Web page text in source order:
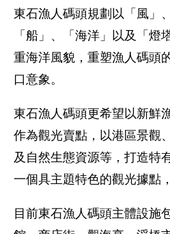
東石漁人碼頭規劃以「風」
「船」、「海洋」以及「燈
重海洋風貌，重塑漁人碼頭
口意象。
東石漁人碼頭更希望以新鮮
作為觀光賣點，以港區景觀
及自然生態資源等，打造特
一個具主題特色的觀光據點
目前東石漁人碼頭主體設施